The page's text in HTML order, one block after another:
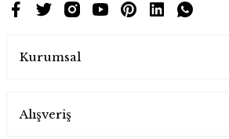
Kurumsal
Alışveriş